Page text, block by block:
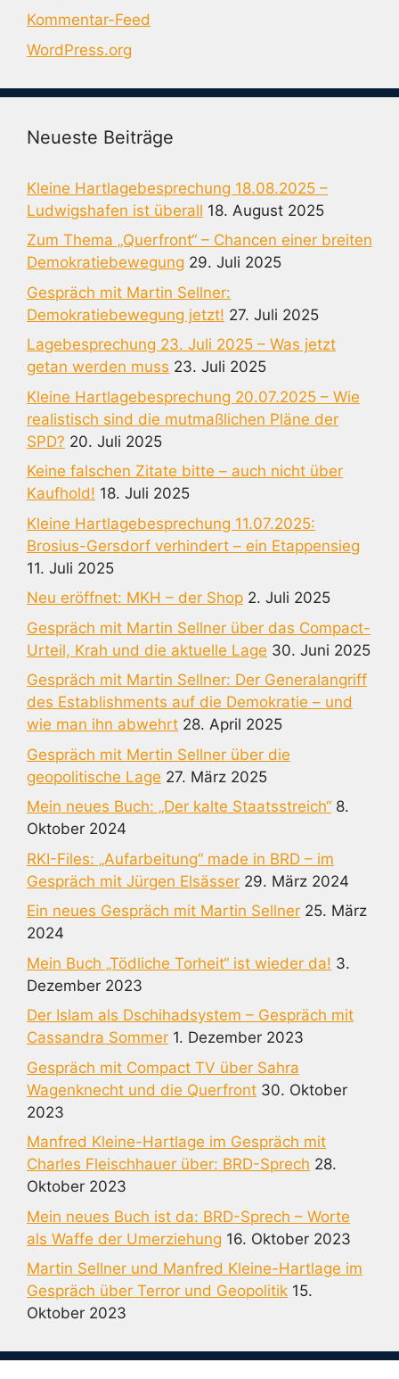
Kommentar-Feed
WordPress.org
Neueste Beiträge
Kleine Hartlagebesprechung 18.08.2025 –
Ludwigshafen ist überall 18. August 2025
Zum Thema „Querfront“ – Chancen einer breiten
Demokratiebewegung 29. Juli 2025
Gespräch mit Martin Sellner:
Demokratiebewegung jetzt! 27. Juli 2025
Lagebesprechung 23. Juli 2025 – Was jetzt
getan werden muss 23. Juli 2025
Kleine Hartlagebesprechung 20.07.2025 – Wie
realistisch sind die mutmaßlichen Pläne der
SPD? 20. Juli 2025
Keine falschen Zitate bitte – auch nicht über
Kaufhold! 18. Juli 2025
Kleine Hartlagebesprechung 11.07.2025:
Brosius-Gersdorf verhindert – ein Etappensieg
11. Juli 2025
Neu eröffnet: MKH – der Shop 2. Juli 2025
Gespräch mit Martin Sellner über das Compact-
Urteil, Krah und die aktuelle Lage 30. Juni 2025
Gespräch mit Martin Sellner: Der Generalangriff
des Establishments auf die Demokratie – und
wie man ihn abwehrt 28. April 2025
Gespräch mit Mertin Sellner über die
geopolitische Lage 27. März 2025
Mein neues Buch: „Der kalte Staatsstreich“ 8.
Oktober 2024
RKI-Files: „Aufarbeitung“ made in BRD – im
Gespräch mit Jürgen Elsässer 29. März 2024
Ein neues Gespräch mit Martin Sellner 25. März
2024
Mein Buch „Tödliche Torheit“ ist wieder da! 3.
Dezember 2023
Der Islam als Dschihadsystem – Gespräch mit
Cassandra Sommer 1. Dezember 2023
Gespräch mit Compact TV über Sahra
Wagenknecht und die Querfront 30. Oktober
2023
Manfred Kleine-Hartlage im Gespräch mit
Charles Fleischhauer über: BRD-Sprech 28.
Oktober 2023
Mein neues Buch ist da: BRD-Sprech – Worte
als Waffe der Umerziehung 16. Oktober 2023
Martin Sellner und Manfred Kleine-Hartlage im
Gespräch über Terror und Geopolitik 15.
Oktober 2023